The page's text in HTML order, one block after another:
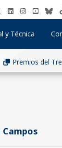
y Técnica
Premios del